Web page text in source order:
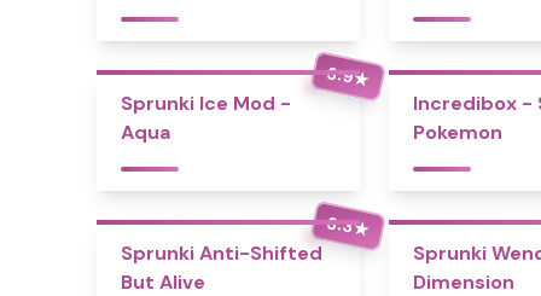
3.9★
Sprunki Ice Mod -
Aqua
Incredibox -
Pokemon
3.3★
Sprunki Anti-Shifted
But Alive
Sprunki
Dimension